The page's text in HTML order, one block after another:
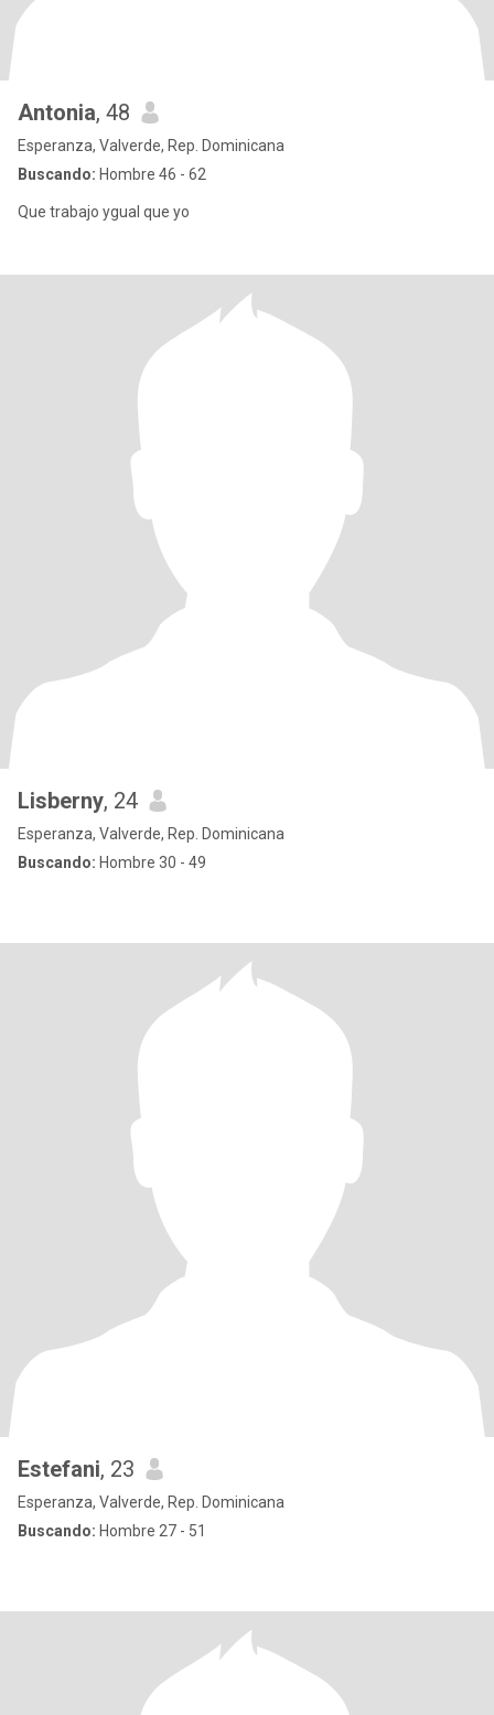
Antonia, 48
Esperanza, Valverde, Rep. Dominicana
Buscando: Hombre 46 - 62
Que trabajo ygual que yo
Lisberny, 24
Esperanza, Valverde, Rep. Dominicana
Buscando: Hombre 30 - 49
Estefani, 23
Esperanza, Valverde, Rep. Dominicana
Buscando: Hombre 27 - 51